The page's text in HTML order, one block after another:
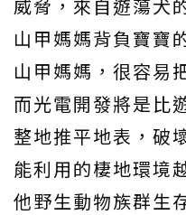
威脅，來自遊蕩犬
山甲媽媽背負寶寶
山甲媽媽，很容易
而光電開發將是比
整地推平地表，破
能利用的棲地環境
他野生動物族群生